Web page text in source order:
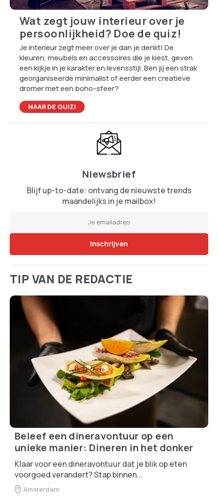
Wat zegt jouw interieur over je
persoonlijkheid? Doe de quiz!
Je interieur zegt meer over je dan je denkt! De
kleuren, meubels en accessoires die je kiest, geven
een kijkje in je karakter en levensstijl. Ben jij een strak
georganiseerde minimalist of eerder een creatieve
dromer met een boho-sfeer?
NAAR DE QUIZ!
Niewsbrief
Blijf up-to-date: ontvang de nieuwste trends
maandelijks in je mailbox!
TIP VAN DE REDACTIE
Beleef een dineravontuur op een
unieke manier: Dineren in het donker
Klaar voor een dineravontuur dat je blik op eten
voorgoed verandert? Stap binnen...
Amsterdam